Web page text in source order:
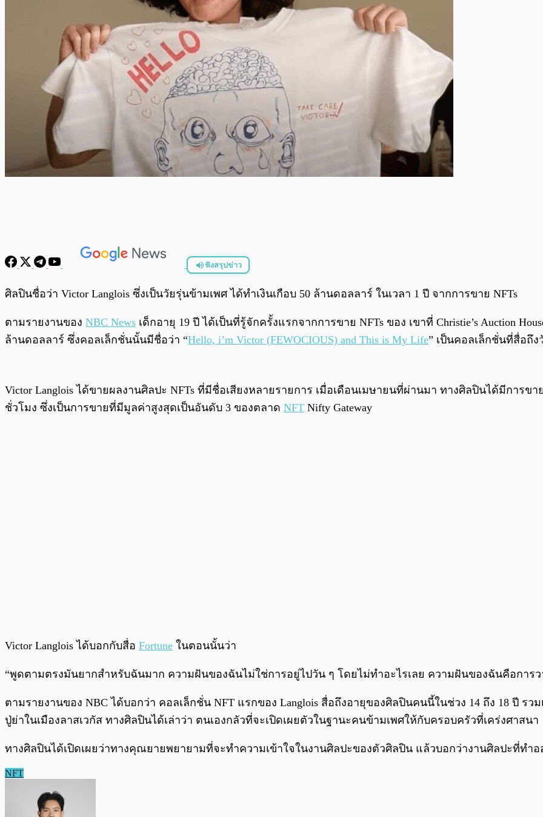
ฟังสรุปข่าว
พร้อมเล่น
ศิลปินชื่อว่า Victor Langlois ซึ่งเป็นวัยรุ่นข้ามเพศ ได้ทำเงินเกือบ 50 ล้านดอลลาร์ ในเวลา 1 ปี จากการขาย NFTs
ตามรายงานของ NBC News เด็กอายุ 19 ปี ได้เป็นที่รู้จักครั้งแรกจากการขาย NFTs ของ เขาที่ Christie’s Auction
ล้านดอลลาร์ ซึ่งคอลเล็กชั่นนั้นมีชื่อว่า “Hello, i’m Victor (FEWOCIOUS) and This is My Life” เป็นคอลเล็กชั่นที่สื่อถึง
Victor Langlois ได้ขายผลงานศิลปะ NFTs ที่มีชื่อเสียงหลายรายการ เมื่อเดือนเมษายนที่ผ่านมา ทางศิลปินได้มีการข
ชั่วโมง ซึ่งเป็นการขายที่มีมูลค่าสูงสุดเป็นอันดับ 3 ของตลาด NFT Nifty Gateway
Victor Langlois ได้บอกกับสื่อ Fortune ในตอนนั้นว่า
“พูดตามตรงมันยากสำหรับฉันมาก ความฝันของฉันไม่ใช่การอยู่ไปวัน ๆ โดยไม่ทำอะไรเลย ความฝันของฉันคือการว
ตามรายงานของ NBC ได้บอกว่า คอลเล็กชั่น NFT แรกของ Langlois สื่อถึงอายุของศิลปินคนนี้ในช่วง 14 ถึง 18 ปี
ปู่ย่าในเมืองลาสเวกัส ทางศิลปินได้เล่าว่า ตนเองกลัวที่จะเปิดเผยตัวในฐานะคนข้ามเพศให้กับครอบครัวที่เคร่งศาสนา
ทางศิลปินได้เปิดเผยว่าทางคุณยายพยายามที่จะทำความเข้าใจในงานศิลปะของตัวศิลปิน แล้วบอกว่างานศิลปะที่ท
NFT